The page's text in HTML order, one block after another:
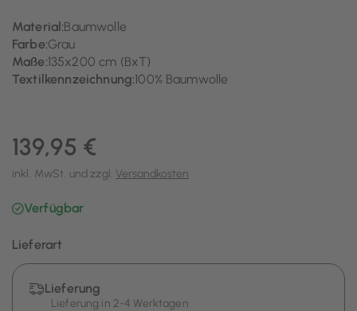
Material:Baumwolle
Farbe:Grau
Maße:135x200 cm (BxT)
Textilkennzeichnung:100% Baumwolle
139,95 €
inkl. MwSt. und zzgl. Versandkosten
Verfügbar
Lieferart
Lieferung
Lieferung in 2-4 Werktagen